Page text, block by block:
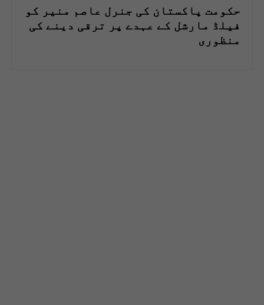
حکومت پاکستان کی جنرل عاصم منیر کو
فیلڈ مارشل کے عہدے پر ترقی دینے کی
منظوری